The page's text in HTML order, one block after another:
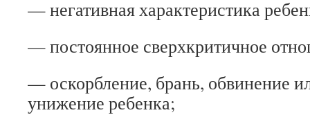
— негативная характеристика
— постоянное сверхкритичное
— оскорбление, брань, обвинение
унижение ребенка;